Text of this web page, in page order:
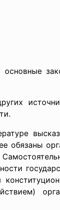
основные
обязаны